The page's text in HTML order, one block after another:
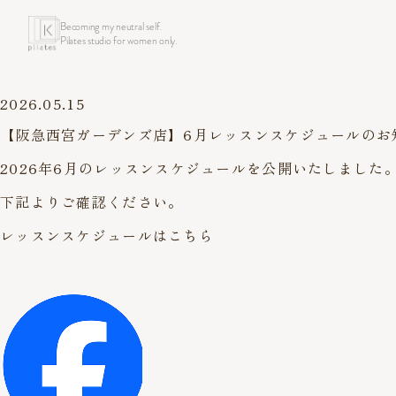
Becoming my neutral self.
Pilates studio for women only.
2026.05.15
【阪急西宮ガーデンズ店】6月レッスンスケジュールのお
2026年6月のレッスンスケジュールを公開いたしました。
下記よりご確認ください。
レッスンスケジュールはこちら